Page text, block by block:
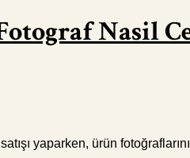
Nasil
yaparken, ürün